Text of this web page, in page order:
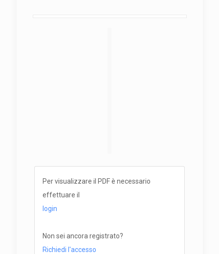
Per visualizzare il PDF è necessario
effettuare il
login
Non sei ancora registrato?
Richiedi l'accesso